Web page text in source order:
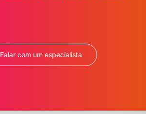
Falar com um especialista